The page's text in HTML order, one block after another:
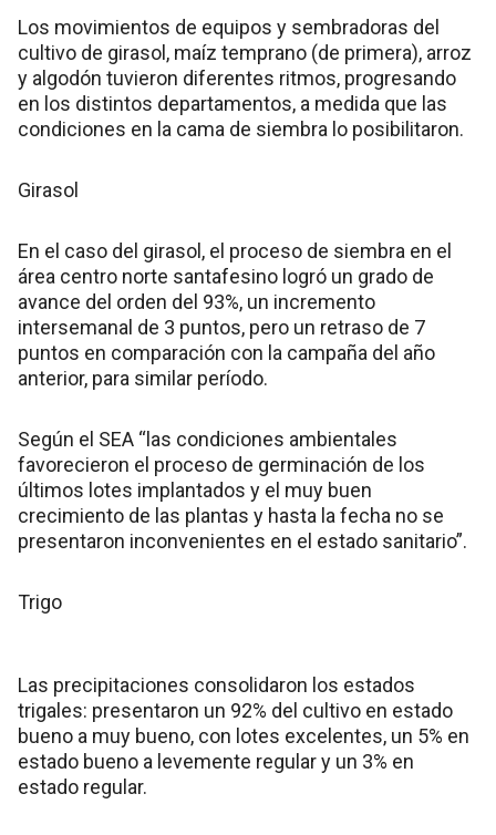
Los movimientos de equipos y sembradoras del
cultivo de girasol, maíz temprano (de primera), arroz
y algodón tuvieron diferentes ritmos, progresando
en los distintos departamentos, a medida que las
condiciones en la cama de siembra lo posibilitaron.
Girasol
En el caso del girasol, el proceso de siembra en el
área centro norte santafesino logró un grado de
avance del orden del 93%, un incremento
intersemanal de 3 puntos, pero un retraso de 7
puntos en comparación con la campaña del año
anterior, para similar período.
Según el SEA “las condiciones ambientales
favorecieron el proceso de germinación de los
últimos lotes implantados y el muy buen
crecimiento de las plantas y hasta la fecha no se
presentaron inconvenientes en el estado sanitario”.
Trigo
Las precipitaciones consolidaron los estados
trigales: presentaron un 92% del cultivo en estado
bueno a muy bueno, con lotes excelentes, un 5% en
estado bueno a levemente regular y un 3% en
estado regular.